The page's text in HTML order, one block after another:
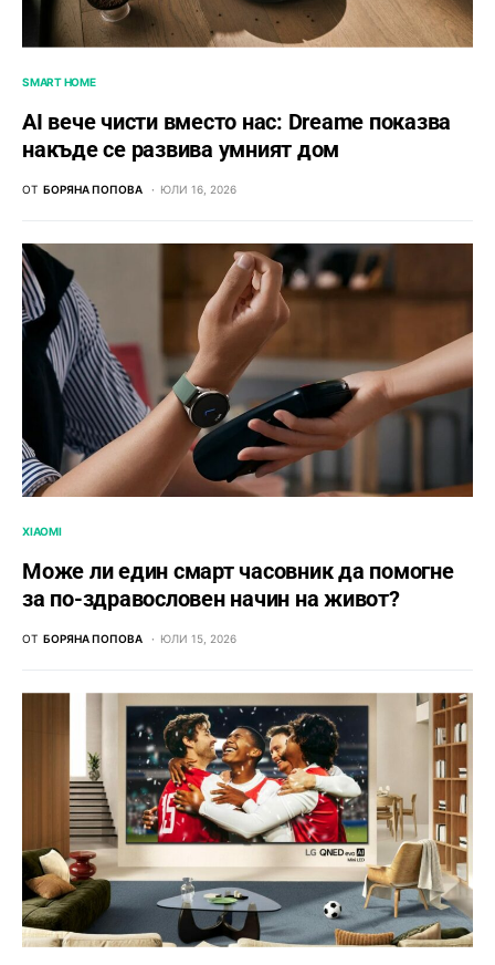
SMART HOME
AI вече чисти вместо нас: Dreame показва
накъде се развива умният дом
ОТ БОРЯНА ПОПОВА ЮЛИ 16, 2026
XIAOMI
Може ли един смарт часовник да помогне
за по-здравословен начин на живот?
ОТ БОРЯНА ПОПОВА ЮЛИ 15, 2026